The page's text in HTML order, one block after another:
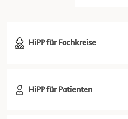
HiPP für Fachkreise
HiPP für Patienten